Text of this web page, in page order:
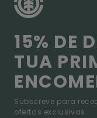
15% DE
TUA
Subscreve para
ofertas exclusivas.